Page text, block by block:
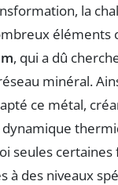
la
éléments
, qui a dû
minéral.
ce métal,
seules
à des niveaux